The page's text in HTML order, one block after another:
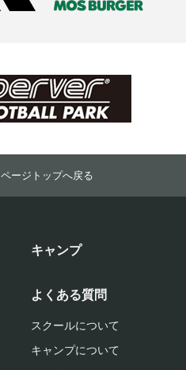
ページトップへ戻る
キャンプ
よくある質問
スクールについて
キャンプについて